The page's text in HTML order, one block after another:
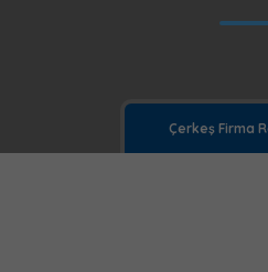
Çerkeş Firma